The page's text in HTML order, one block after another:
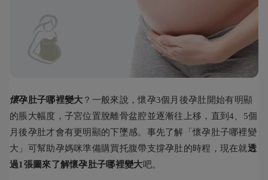
懷孕肚子哪裡變大 ？一般來說，懷孕3個月後孕肚開始有明顯
的脹大幅度，子宮位置脫離骨盆腔並逐漸往上移，直到4、5個
月後孕肚才會有更明顯的下墜感。事先了解「懷孕肚子哪裡變
大」可幫助孕媽咪準備購買托腹帶支撐孕肚的時程，現在就透
過1張圖來了解懷孕肚子哪裡變大吧。